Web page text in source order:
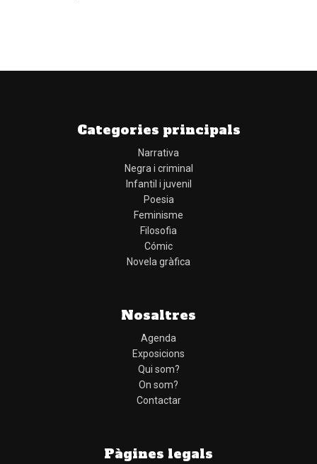
Categories principals
Narrativa
Negra i criminal
Infantil i juvenil
Poesia
Feminisme
Filosofia
Cómic
Novela gràfica
Nosaltres
Agenda
Exposicions
Qui som?
On som?
Contactar
Pàgines legals